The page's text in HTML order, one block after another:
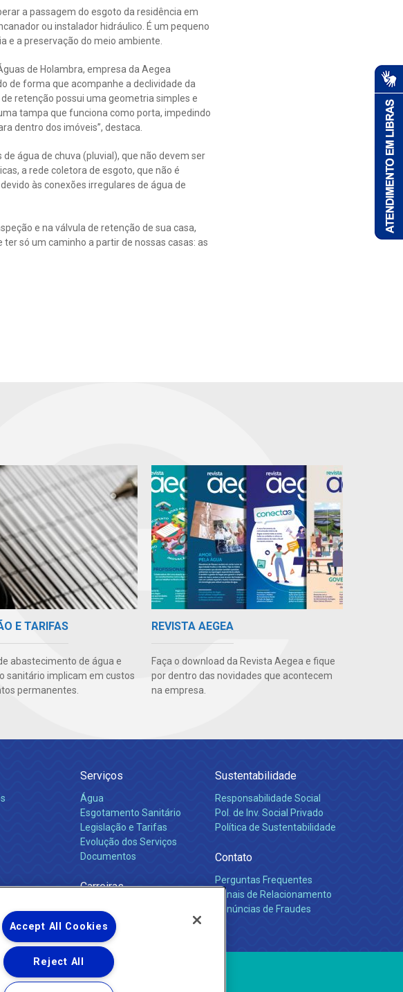
a passagem do esgoto da residência em
ou instalador hidráulico. É um pequeno
e a preservação do meio ambiente.
de Holambra, empresa da Aegea
de forma que acompanhe a declividade da
retenção possui uma geometria simples e
tampa que funciona como porta, impedindo
dentro dos imóveis”, destaca.
água de chuva (pluvial), que não devem ser
a rede coletora de esgoto, que não é
às conexões irregulares de água de
e na válvula de retenção de sua casa,
só um caminho a partir de nossas casas: as
E TARIFAS
abastecimento de água e
sanitário implicam em custos
permanentes.
REVISTA AEGEA
Faça o download da Revista Aegea e fique
por dentro das novidades que acontecem
na empresa.
Serviços
Água
Esgotamento Sanitário
Legislação e Tarifas
Evolução dos Serviços
Documentos
Carreiras
Sustentabilidade
Responsabilidade Social
Pol. de Inv. Social Privado
Política de Sustentabilidade
Contato
Perguntas Frequentes
Canais de Relacionamento
Denúncias de Fraudes
Reservados.
Accept All Cookies
Reject All